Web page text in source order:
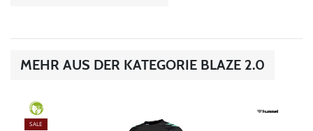
MEHR AUS DER KATEGORIE BLAZE 2.0
GREEN
SALE